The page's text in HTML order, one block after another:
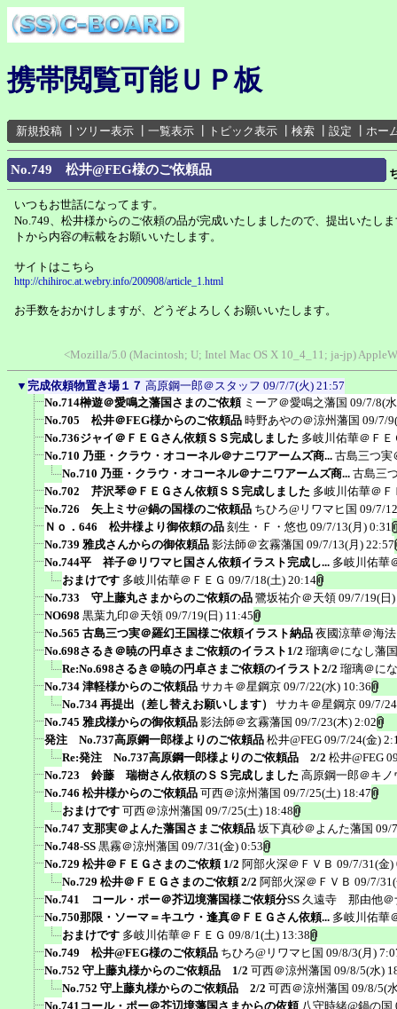
携帯閲覧可能ＵＰ板
新規投稿 ツリー表示 一覧表示 トピック表示 検索 設定 ホー
No.749 松井@FEG様のご依頼品
いつもお世話になってます。
No.749、松井様からのご依頼の品が完成いたしましたので、提出いたし
トから内容の転載をお願いいたします。
サイトはこちら
http://chihiroc.at.webry.info/200908/article_1.html
お手数をおかけしますが、どうぞよろしくお願いいたします。
<Mozilla/5.0 (Macintosh; U; Intel Mac OS X 10_4_11; ja-jp)
▼ 完成依頼物置き場１７ 高原鋼一郎＠スタッフ 09/7/7(火) 21:57
No.714榊遊＠愛鳴之藩国さまのご依頼 ミーア＠愛鳴之藩国 09/7/8(
No.705 松井＠FEG様からのご依頼品 時野あやの＠涼州藩国 09/7/
No.736ジャイ＠ＦＥＧさん依頼ＳＳ完成しました 多岐川佑華＠ＦＥ
No.710 乃亜・クラウ・オコーネル＠ナニワアームズ商... 古島三つ実
No.710 乃亜・クラウ・オコーネル＠ナニワアームズ商... 古島三
No.702 芹沢琴＠ＦＥＧさん依頼ＳＳ完成しました 多岐川佑華＠Ｆ
No.726 矢上ミサ@鍋の国様のご依頼品 ちひろ@リワマヒ国 09/7/
Ｎｏ．646 松井様より御依頼の品 刻生・Ｆ・悠也 09/7/13(月) 0:31
No.739 雅戌さんからの御依頼品 影法師＠玄霧藩国 09/7/13(月) 22:57
No.744平 祥子＠リワマヒ国さん依頼イラスト完成し... 多岐川佑華
おまけです 多岐川佑華＠ＦＥＧ 09/7/18(土) 20:14
No.733 守上藤丸さまからのご依頼の品 鷺坂祐介＠天領 09/7/19(日
NO698 黒葉九印＠天領 09/7/19(日) 11:45
No.565 古島三つ実＠羅幻王国様ご依頼イラスト納品 夜國涼華＠海
No.698さるき＠暁の円卓さまご依頼のイラスト1/2 瑠璃＠になし藩国
Re:No.698さるき＠暁の円卓さまご依頼のイラスト2/2 瑠璃＠に
No.734 津軽様からのご依頼品 サカキ＠星鋼京 09/7/22(水) 10:36
No.734 再提出（差し替えお願いします）
サカキ＠星鋼京 09/7/
No.745 雅戌様からの御依頼品 影法師＠玄霧藩国 09/7/23(木) 2:02
発注 No.737高原鋼一郎様よりのご依頼品 松井@FEG 09/7/24(金)
Re:発注 No.737高原鋼一郎様よりのご依頼品 2/2 松井@FEG
No.723 鈴藤 瑞樹さん依頼のＳＳ完成しました 高原鋼一郎＠キノ
No.746 松井様からのご依頼品 可西＠涼州藩国 09/7/25(土) 18:47
おまけです 可西＠涼州藩国 09/7/25(土) 18:48
No.747 支那実＠よんた藩国さまご依頼品 坂下真砂＠よんた藩国 09/
No.748-SS 黒霧＠涼州藩国 09/7/31(金) 0:53
No.729 松井＠ＦＥＧさまのご依頼 1/2 阿部火深＠ＦＶＢ 09/7/31(金)
No.729 松井＠ＦＥＧさまのご依頼 2/2 阿部火深＠ＦＶＢ 09/7/
No.741 コール・ポー＠芥辺境藩国様ご依頼分SS 久遠寺 那由他＠
No.750那限・ソーマ＝キユウ・逢真＠ＦＥＧさん依頼... 多岐川佑華
おまけです 多岐川佑華＠ＦＥＧ 09/8/1(土) 13:38
No.749 松井@FEG様のご依頼品 ちひろ@リワマヒ国 09/8/3(月)
No.752 守上藤丸様からのご依頼品 1/2 可西＠涼州藩国 09/8/5(水)
No.752 守上藤丸様からのご依頼品 2/2 可西＠涼州藩国 09/8/5(
No,741コール・ポー＠芥辺境藩国さまからの依頼 八守時緒@鍋の国